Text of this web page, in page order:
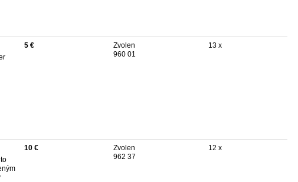
5 €
Zvolen
960 01
13 x
10 €
Zvolen
962 37
12 x